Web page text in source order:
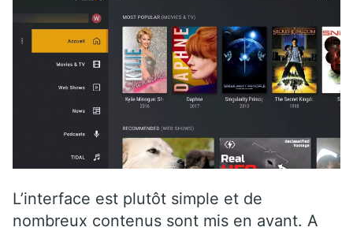
L’interface est plutôt simple et de
nombreux contenus sont mis en avant. A